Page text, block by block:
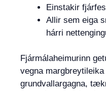
Einstakir
Allir sem eiga
hárri
Fjármálaheimurinn
vegna
grundvallargagna,